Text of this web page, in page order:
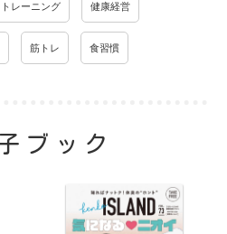
トレーニング 健康経営
筋トレ 食習慣
ブック